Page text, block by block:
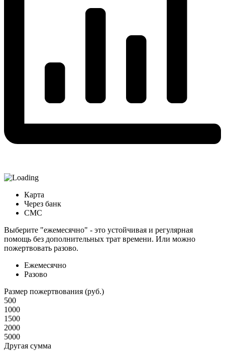
Карта
Через банк
СМС
Выберите "ежемесячно" - это устойчивая и регулярная
помощь без дополнительных трат времени. Или можно
пожертвовать разово.
Ежемесячно
Разово
Размер пожертвования (руб.)
500
1000
1500
2000
5000
Другая сумма